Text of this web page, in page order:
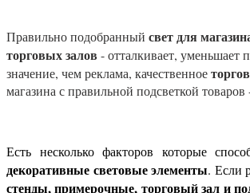
Правильно подобранный свет для
торговых залов - отталкивает, уменьшает
значение, чем реклама, качественное
магазина с правильной подсветкой
Есть несколько факторов которые
декоративные световые элементы. Если
стенды, примерочные, торговый зал и